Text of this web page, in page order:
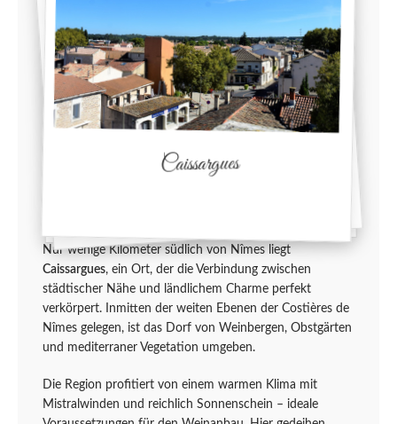
Nur wenige Kilometer südlich von Nîmes liegt
Caissargues, ein Ort, der die Verbindung zwischen
städtischer Nähe und ländlichem Charme perfekt
verkörpert. Inmitten der weiten Ebenen der Costières de
Nîmes gelegen, ist das Dorf von Weinbergen, Obstgärten
und mediterraner Vegetation umgeben.
Die Region profitiert von einem warmen Klima mit
Mistralwinden und reichlich Sonnenschein – ideale
Caissargues